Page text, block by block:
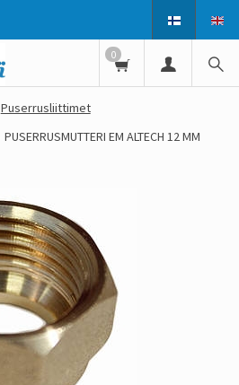
0
Puserrusliittimet
PUSERRUSMUTTERI EM ALTECH 12 MM